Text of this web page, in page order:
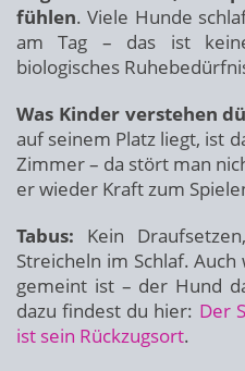
fühlen. Viele Hunde
am Tag – das ist
biologisches
Was Kinder verstehen
auf seinem Platz liegt, ist
Zimmer – da stört man
er wieder Kraft zum
Tabus: Kein
Streicheln im Schlaf.
gemeint ist – der Hund
dazu findest du hier: Der
ist sein Rückzugsort.